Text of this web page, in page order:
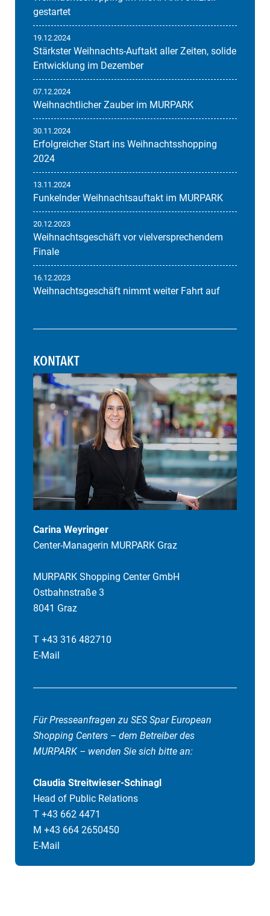
gestartet
19.12.2024
Stärkster Weihnachts-Auftakt aller Zeiten, solide
Entwicklung im Dezember
07.12.2024
Weihnachtlicher Zauber im MURPARK
30.11.2024
Erfolgreicher Start ins Weihnachtsshopping
2024
13.11.2024
Funkelnder Weihnachtsauftakt im MURPARK
20.12.2023
Weihnachtsgeschäft vor vielversprechendem
Finale
16.12.2023
Weihnachtsgeschäft nimmt weiter Fahrt auf
KONTAKT
Carina Weyringer
Center-Managerin MURPARK Graz
MURPARK Shopping Center GmbH
Ostbahnstraße 3
8041 Graz
T +43 316 482710
E-Mail
Für Presseanfragen zu SES Spar European
Shopping Centers – dem Betreiber des
MURPARK – wenden Sie sich bitte an:
Claudia Streitwieser-Schinagl
Head of Public Relations
T +43 662 4471
M +43 664 2650450
E-Mail